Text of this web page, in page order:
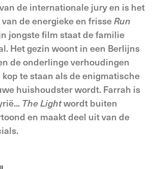
de internationale jury en is het
de energieke en frisseRun
jongste film staat de familie
Het gezin woont in een Berlijns
de onderlinge verhoudingen
te staan als de enigmatische
huishoudster wordt. Farrah is
The Lightwordt buiten
en maakt deel uit van de